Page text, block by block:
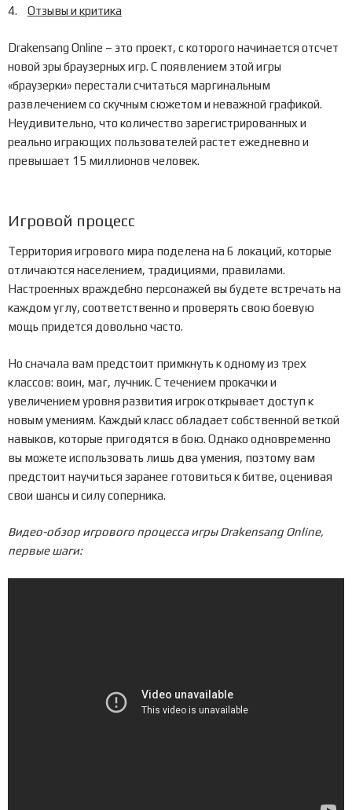
Отзывы и критика
Drakensang Online – это проект, с которого начинается отсчет
новой эры браузерных игр. С появлением этой игры
«браузерки» перестали считаться маргинальным
развлечением со скучным сюжетом и неважной графикой.
Неудивительно, что количество зарегистрированных и
реально играющих пользователей растет ежедневно и
превышает 15 миллионов человек.
Игровой процесс
Территория игрового мира поделена на 6 локаций, которые
отличаются населением, традициями, правилами.
Настроенных враждебно персонажей вы будете встречать на
каждом углу, соответственно и проверять свою боевую
мощь придется довольно часто.
Но сначала вам предстоит примкнуть к одному из трех
классов: воин, маг, лучник. С течением прокачки и
увеличением уровня развития игрок открывает доступ к
новым умениям. Каждый класс обладает собственной веткой
навыков, которые пригодятся в бою. Однако одновременно
вы можете использовать лишь два умения, поэтому вам
предстоит научиться заранее готовиться к битве, оценивая
свои шансы и силу соперника.
Видео-обзор игрового процесса игры Drakensang Online,
первые шаги: